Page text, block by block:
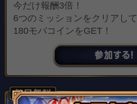
今だけ報酬3倍！
6つのミッションをクリアして
180モバコインをGET！